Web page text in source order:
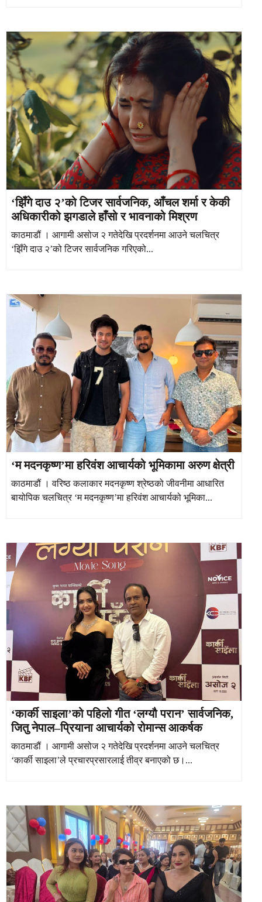
‘झिँगे दाउ २’को टिजर सार्वजनिक, आँचल शर्मा र केकी
अधिकारीको झगडाले हाँसो र भावनाको मिश्रण
काठमाडौं । आगामी असोज २ गतेदेखि प्रदर्शनमा आउने चलचित्र
‘झिँगे दाउ २’को टिजर सार्वजनिक गरिएको...
‘म मदनकृष्ण’मा हरिवंश आचार्यको भूमिकामा अरुण क्षेत्री
काठमाडौं । वरिष्ठ कलाकार मदनकृष्ण श्रेष्ठको जीवनीमा आधारित
बायोपिक चलचित्र ‘म मदनकृष्ण’मा हरिवंश आचार्यको भूमिका...
‘कार्की साइला’को पहिलो गीत ‘लग्यौ परान’ सार्वजनिक,
जितु नेपाल–प्रियाना आचार्यको रोमान्स आकर्षक
काठमाडौं । आगामी असोज २ गतेदेखि प्रदर्शनमा आउने चलचित्र
‘कार्की साइला’ले प्रचारप्रसारलाई तीव्र बनाएको छ।...